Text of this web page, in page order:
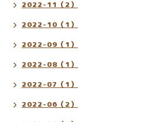
2022-11（2）
2022-10（1）
2022-09（1）
2022-08（1）
2022-07（1）
2022-06（2）